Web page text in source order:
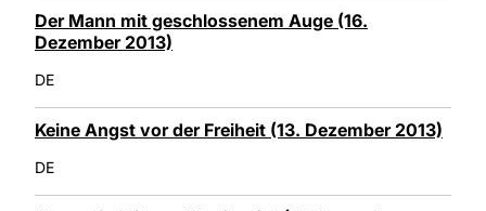
Der Mann mit geschlossenem Auge (16.
Dezember 2013)
DE
Keine Angst vor der Freiheit (13. Dezember 2013)
DE